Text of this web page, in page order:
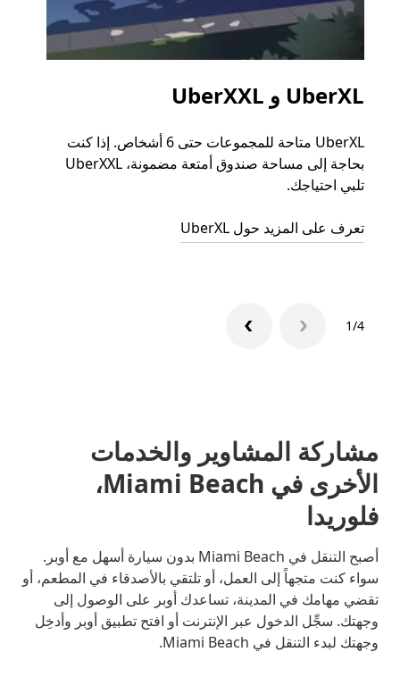
UberXL و UberXXL
UberXL متاحة للمجموعات حتى 6 أشخاص. إذا كنت
بحاجة إلى مساحة صندوق أمتعة مضمونة، UberXXL
تلبي احتياجك.
تعرف على المزيد حول UberXL
1/4
مشاركة المشاوير والخدمات
الأخرى في Miami Beach،
فلوريدا
أصبح التنقل في Miami Beach بدون سيارة أسهل مع أوبر.
سواء كنت متجهاً إلى العمل، أو تلتقي بالأصدقاء في المطعم، أو
تقضي مهامك في المدينة، تساعدك أوبر على الوصول إلى
وجهتك. سجِّل الدخول عبر الإنترنت أو افتح تطبيق أوبر وأدخِل
وجهتك لبدء التنقل في Miami Beach.